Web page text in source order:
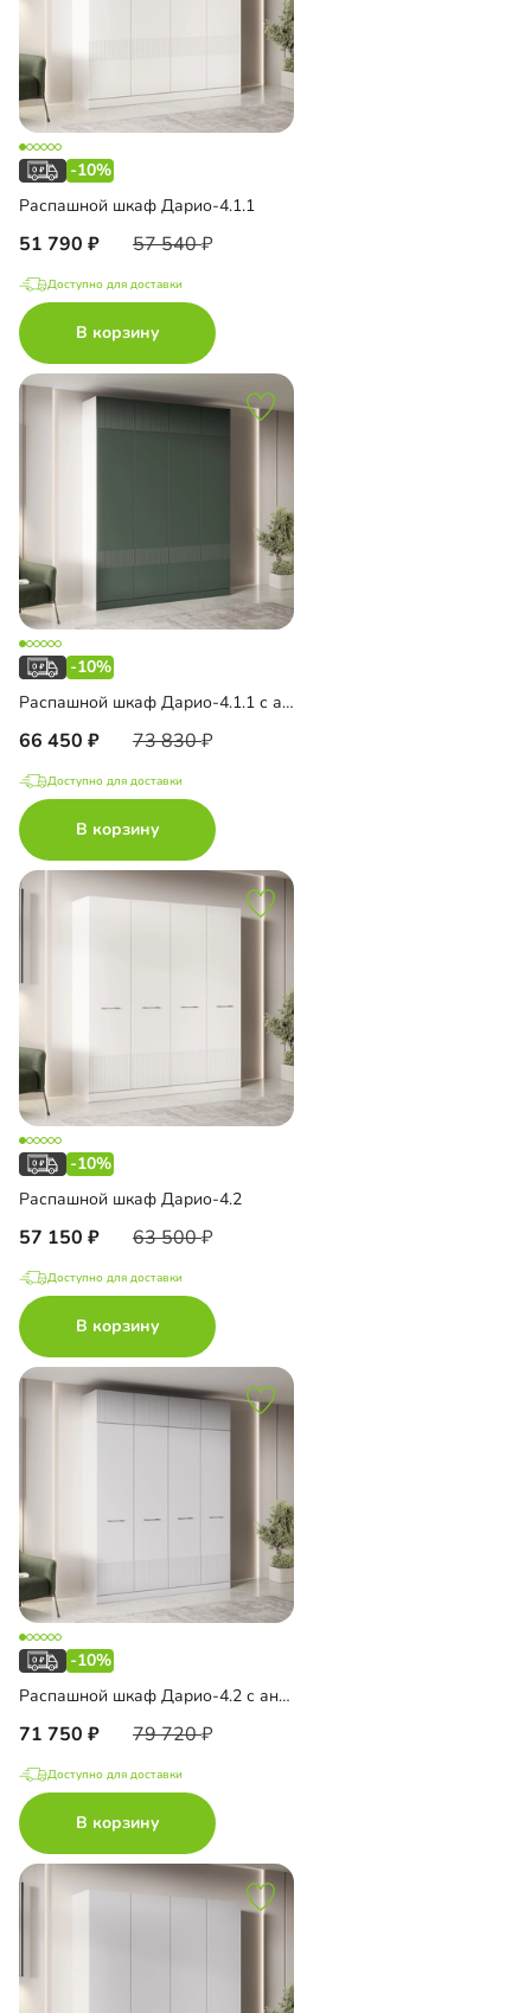
-10%
Распашной шкаф Дарио-4.1.1
51 790 57 540
Доступно для доставки
В корзину
-10%
Распашной шкаф Дарио-4.1.1 с антресолью
66 450 73 830
Доступно для доставки
В корзину
-10%
Распашной шкаф Дарио-4.2
57 150 63 500
Доступно для доставки
В корзину
-10%
Распашной шкаф Дарио-4.2 с антресолью
71 750 79 720
Доступно для доставки
В корзину